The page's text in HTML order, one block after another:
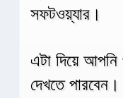
সফটওয়্যার।
এটা দিয়ে
দেখতে পারবেন।